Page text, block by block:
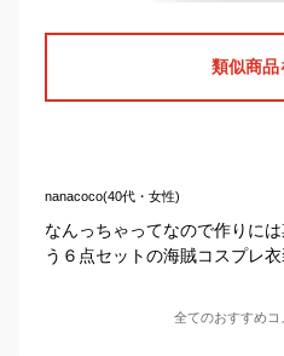
類似商品
nanacoco(40代・女性)
なんっちゃってなので作りに
う６点セットの海賊コスプレ
全てのおすすめコ